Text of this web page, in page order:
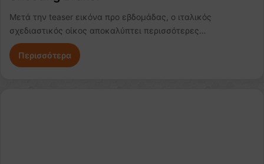
Μετά την teaser εικόνα προ εβδομάδας, ο ιταλικός
σχεδιαστικός οίκος αποκαλύπτει περισσότερες…
Περισσότερα